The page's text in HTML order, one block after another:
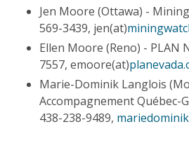
Jen Moore (Ottawa) -
569-3439, jen(at)
Ellen Moore (Reno) - PLAN
7557, emoore(at)
Marie-Dominik Langlois
Accompagnement Québec-
438-238-9489,